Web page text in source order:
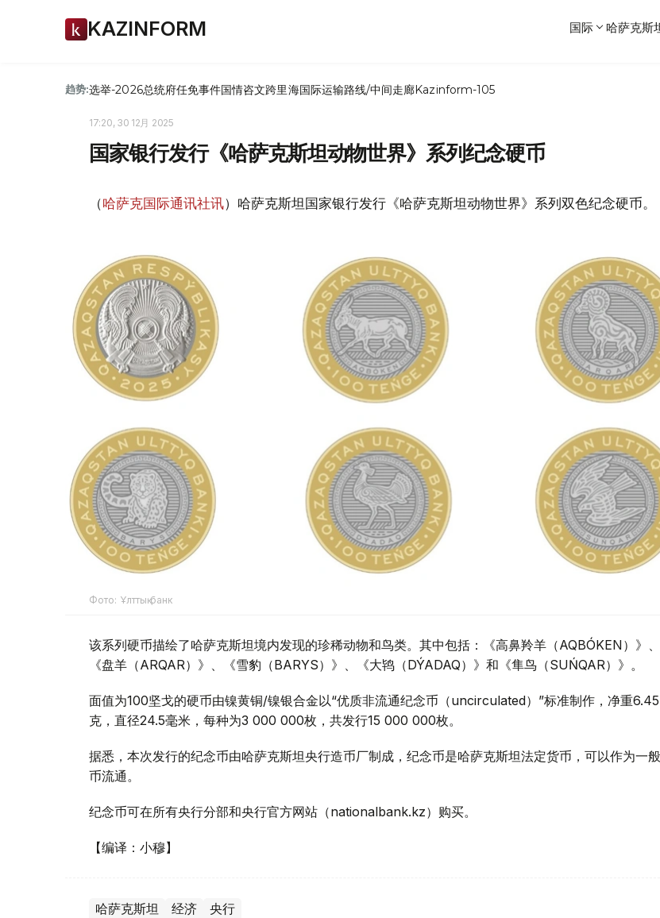
KAZINFORM 国际 哈萨克斯
趋势:选举-2026总统府任免事件国情咨文跨里海国际运输路线/中间走廊Kazinform-105
17:20, 30 12月 2025
国家银行发行《哈萨克斯坦动物世界》系列纪念硬币
（哈萨克国际通讯社讯）哈萨克斯坦国家银行发行《哈萨克斯坦动物世界》系列双色纪念硬币。
Фото: Ұлттық банк
该系列硬币描绘了哈萨克斯坦境内发现的珍稀动物和鸟类。其中包括：《高鼻羚羊（AQBÓKEN）》、
《盘羊（ARQAR）》、《雪豹（BARYS）》、《大鸨（DÝADAQ）》和《隼鸟（SUŃQAR）》。
面值为100坚戈的硬币由镍黄铜/镍银合金以“优质非流通纪念币（uncirculated）”标准制作，净重6.45
克，直径24.5毫米，每种为3 000 000枚，共发行15 000 000枚。
据悉，本次发行的纪念币由哈萨克斯坦央行造币厂制成，纪念币是哈萨克斯坦法定货币，可以作为一
币流通。
纪念币可在所有央行分部和央行官方网站（nationalbank.kz）购买。
【编译：小穆】
哈萨克斯坦 经济 央行